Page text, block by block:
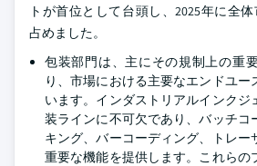
トが首位として台頭し、2025年に全
占めました。
包装部門は、主にその規制上の重
り、市場における主要なエンドユー
います。インダストリアルインクジ
装ラインに不可欠であり、バッチコ
キング、バーコーディング、トレー
重要な機能を提供します。これらの